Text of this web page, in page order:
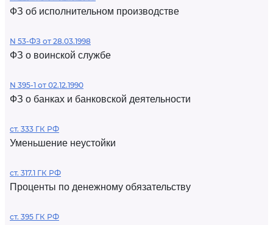
ФЗ об исполнительном производстве
N 53-ФЗ от 28.03.1998
ФЗ о воинской службе
N 395-1 от 02.12.1990
ФЗ о банках и банковской деятельности
ст. 333 ГК РФ
Уменьшение неустойки
ст. 317.1 ГК РФ
Проценты по денежному обязательству
ст. 395 ГК РФ